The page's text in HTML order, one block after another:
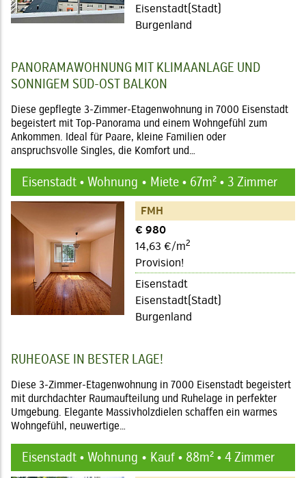
Eisenstadt(Stadt)
Burgenland
PANORAMAWOHNUNG MIT KLIMAANLAGE UND
SONNIGEM SÜD-OST BALKON
Diese gepflegte 3-Zimmer-Etagenwohnung in 7000 Eisenstadt
begeistert mit Top-Panorama und einem Wohngefühl zum
Ankommen. Ideal für Paare, kleine Familien oder
anspruchsvolle Singles, die Komfort und…
Eisenstadt • Wohnung Miete • 67m² • 3 Zimmer
FMH
€ 980
14,63 €/m2
Provision!
Eisenstadt
Eisenstadt(Stadt)
Burgenland
RUHEOASE IN BESTER LAGE!
Diese 3-Zimmer-Etagenwohnung in 7000 Eisenstadt begeistert
mit durchdachter Raumaufteilung und Ruhelage in perfekter
Umgebung. Elegante Massivholzdielen schaffen ein warmes
Wohngefühl, neuwertige…
Eisenstadt • Wohnung Kauf • 88m² • 4 Zimmer